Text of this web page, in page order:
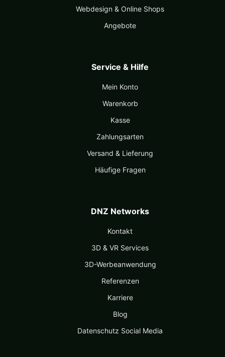
Webdesign & Online Shops
Angebote
Service & Hilfe
Mein Konto
Warenkorb
Kasse
Zahlungsarten
Versand & Lieferung
Häufige Fragen
DNZ Networks
Kontakt
3D & VR Services
3D-Werbeanwendung
Referenzen
Karriere
Blog
Datenschutz Social Media